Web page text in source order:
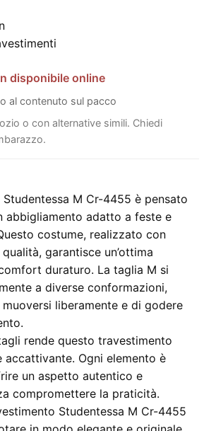
disponibile online
al contenuto sul pacco
o con alternative simili. Chiedi
M Cr-4455 è pensato
abbigliamento adatto a feste e
costume, realizzato con
garantisce un’ottima
duraturo. La taglia M si
a diverse conformazioni,
liberamente e di godere
rende questo travestimento
accattivante. Ogni elemento è
un aspetto autentico e
compromettere la praticità.
Studentessa M Cr-4455